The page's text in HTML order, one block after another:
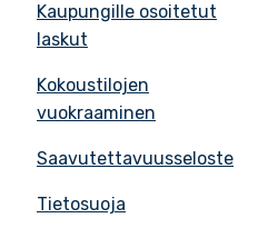
Kaupungille osoitetut
laskut
Kokoustilojen
vuokraaminen
Saavutettavuusseloste
Tietosuoja